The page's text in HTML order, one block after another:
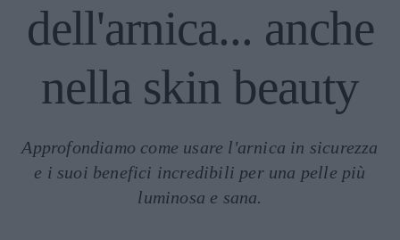
dell'arnica... anche
nella skin beauty
Approfondiamo come usare l'arnica in sicurezza
e i suoi benefici incredibili per una pelle più
luminosa e sana.